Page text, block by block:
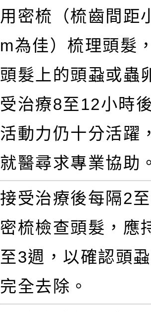
用密梳（梳齒間距
m為佳）梳理頭髮
頭髮上的頭蝨或蟲
受治療8至12小時
活動力仍十分活躍
就醫尋求專業協助
接受治療後每隔2
密梳檢查頭髮，應
至3週，以確認頭
完全去除。